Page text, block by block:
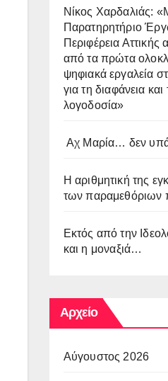
Νίκος Χαρδαλιάς:
Παρατηρητήριο
Περιφέρεια Αττικής
από τα πρώτα
ψηφιακά εργαλεία
για τη διαφάνεια και
λογοδοσία»
Αχ Μαρία… δεν
Η αριθμητική της
των παραμεθόριων
Εκτός από την
και η μοναξιά…
Αρχείο
Αύγουστος 2026